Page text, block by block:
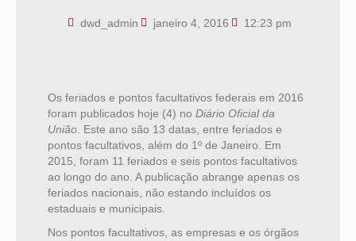
dwd_admin janeiro 4, 2016 12:23 pm
Os feriados e pontos facultativos federais em 2016
foram publicados hoje (4) no Diário Oficial da
União . Este ano são 13 datas, entre feriados e
pontos facultativos, além do 1º de Janeiro. Em
2015, foram 11 feriados e seis pontos facultativos
ao longo do ano. A publicação abrange apenas os
feriados nacionais, não estando incluídos os
estaduais e municipais.
Nos pontos facultativos, as empresas e os órgãos